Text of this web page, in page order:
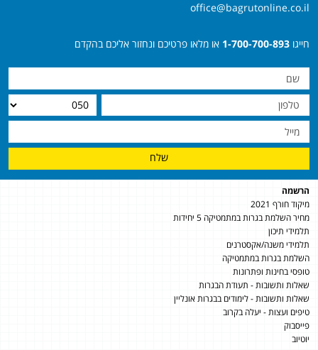
office@bagrutonline.co.il
חייגו 1-700-700-893 או מלאו פרטיכם ונחזור אליכם בהקדם
שלח
הרשמה
מיקוד חורף 2021
מחיר השלמת בגרות במתמטיקה 5 יחידות
תלמידי תיכון
תלמידי משנה/אקסטרנים
השלמת בגרות במתמטיקה
טופסי בחינות ופתרונות
שאלות ותשובות - תעודת הבגרות
שאלות ותשובות - לימודים בבגרות אונליין
טיפים ועצות - יעלה בקרוב
פייסבוק
יוטיוב